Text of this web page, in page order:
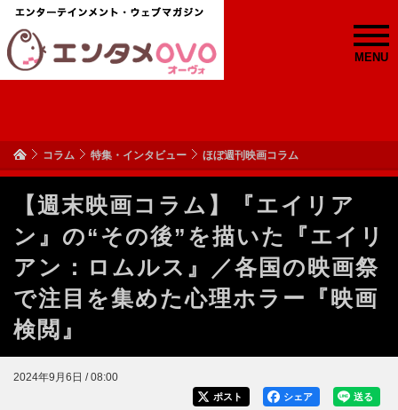
MENU
コラム 特集・インタビュー ほぼ週刊映画コラム
【週末映画コラム】『エイリア
ン』の“その後”を描いた『エイリ
アン：ロムルス』／各国の映画祭
で注目を集めた心理ホラー『映画
検閲』
2024年9月6日 / 08:00
送る
シェア
ポスト